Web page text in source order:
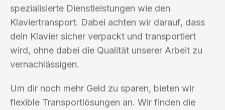
spezialisierte Dienstleistungen wie den
Klaviertransport. Dabei achten wir darauf, dass
dein Klavier sicher verpackt und transportiert
wird, ohne dabei die Qualität unserer Arbeit zu
vernachlässigen.
Um dir noch mehr Geld zu sparen, bieten wir
flexible Transportlösungen an. Wir finden die